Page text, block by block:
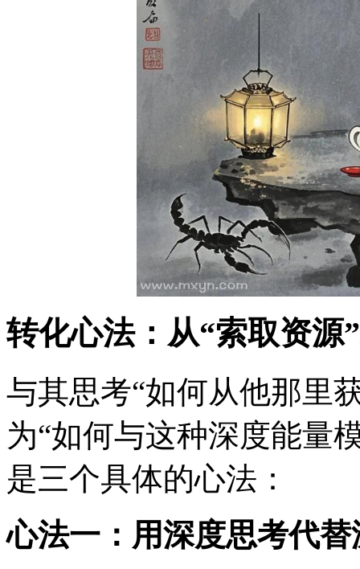
转化心法：从“索取资源
与其思考“如何从他那里
为“如何与这种深度能量
是三个具体的心法：
心法一：用深度思考代